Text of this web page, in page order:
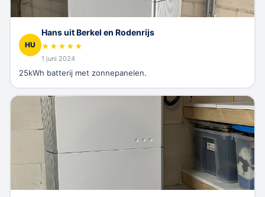
HU
Hans uit Berkel en Rodenrijs
★★★★★
1 juni 2024
25kWh batterij met zonnepanelen.